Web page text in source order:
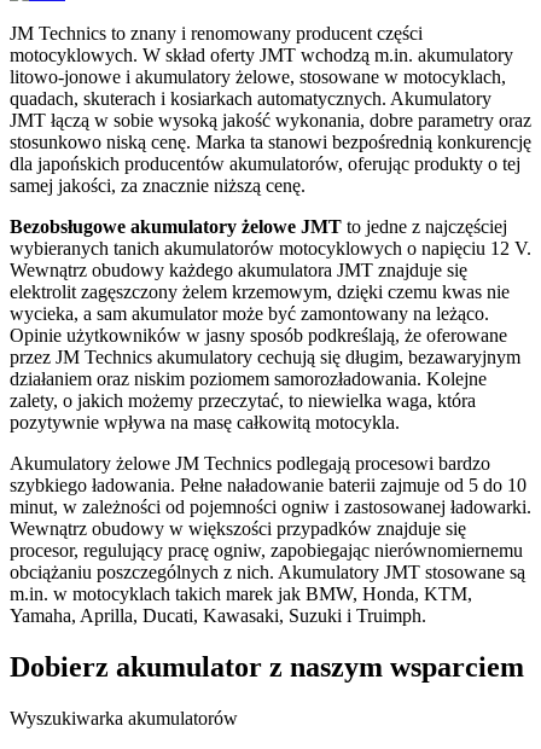
JM Technics to znany i renomowany producent części
motocyklowych. W skład oferty JMT wchodzą m.in. akumulatory
litowo-jonowe i akumulatory żelowe, stosowane w motocyklach,
quadach, skuterach i kosiarkach automatycznych. Akumulatory
JMT łączą w sobie wysoką jakość wykonania, dobre parametry oraz
stosunkowo niską cenę. Marka ta stanowi bezpośrednią konkurencję
dla japońskich producentów akumulatorów, oferując produkty o tej
samej jakości, za znacznie niższą cenę.
Bezobsługowe akumulatory żelowe JMT to jedne z najczęściej
wybieranych tanich akumulatorów motocyklowych o napięciu 12 V.
Wewnątrz obudowy każdego akumulatora JMT znajduje się
elektrolit zagęszczony żelem krzemowym, dzięki czemu kwas nie
wycieka, a sam akumulator może być zamontowany na leżąco.
Opinie użytkowników w jasny sposób podkreślają, że oferowane
przez JM Technics akumulatory cechują się długim, bezawaryjnym
działaniem oraz niskim poziomem samorozładowania. Kolejne
zalety, o jakich możemy przeczytać, to niewielka waga, która
pozytywnie wpływa na masę całkowitą motocykla.
Akumulatory żelowe JM Technics podlegają procesowi bardzo
szybkiego ładowania. Pełne naładowanie baterii zajmuje od 5 do 10
minut, w zależności od pojemności ogniw i zastosowanej ładowarki.
Wewnątrz obudowy w większości przypadków znajduje się
procesor, regulujący pracę ogniw, zapobiegając nierównomiernemu
obciążaniu poszczególnych z nich. Akumulatory JMT stosowane są
m.in. w motocyklach takich marek jak BMW, Honda, KTM,
Yamaha, Aprilla, Ducati, Kawasaki, Suzuki i Truimph.
Dobierz akumulator z naszym wsparciem
Wyszukiwarka akumulatorów